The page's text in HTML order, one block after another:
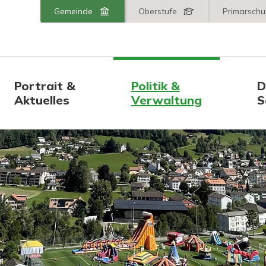
ARWechseln Sie zu:
Gemeinde Oberstufe
Hauptnavigation
Portrait &
Aktuelles
Politik &
Verwaltung